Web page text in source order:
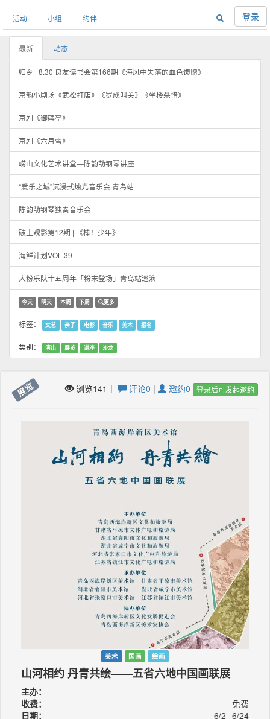
活动 小组 约伴 登录
最新 动态
归乡 | 8.30 良友读书会第166期《海风中失落的血色馈赠》
京韵小剧场《武松打店》《罗成叫关》《坐楼杀惜》
京剧《御碑亭》
京剧《六月雪》
崂山文化艺术讲堂—陈韵劼钢琴讲座
“爱乐之城”沉浸式烛光音乐会·青岛站
陈韵劼钢琴独奏音乐会
破土观影第12期 | 《棒！少年》
海鲜计划VOL.39
大粉乐队十五周年「粉末登场」青岛站巡演
今天 明天 本周 下周 更多
标签： 文艺 亲子 电影 音乐 美术 报名
类别： 演出 展览 讲座 沙龙
展览 浏览141｜ 评论0 | 邀约0 登录后可发起邀约
美术 国画 绘画
山河相约 丹青共绘——五省六地中国画联展
主办：
收费：
免费
日期：
6/2--6/24